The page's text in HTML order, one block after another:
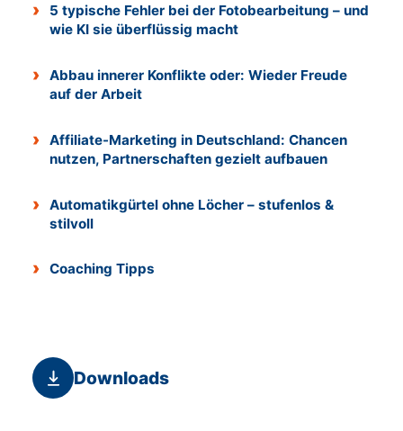
5 typische Fehler bei der Fotobearbeitung – und
wie KI sie überflüssig macht
Abbau innerer Konflikte oder: Wieder Freude
auf der Arbeit
Affiliate-Marketing in Deutschland: Chancen
nutzen, Partnerschaften gezielt aufbauen
Automatikgürtel ohne Löcher – stufenlos &
stilvoll
Coaching Tipps
Downloads